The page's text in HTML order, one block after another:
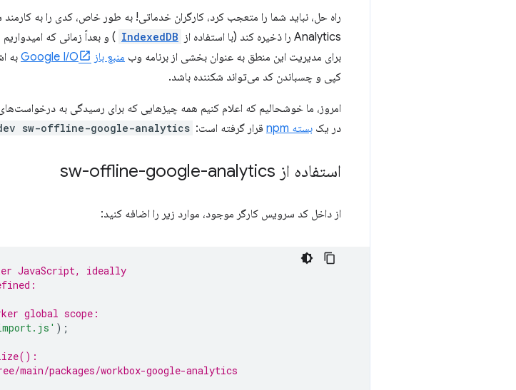
Analytics را ذخیره کند (با استفاده از
IndexedDB ) و بعداً زمانی که
برای مدیریت این منطق به عنوان بخشی از برنامه وب منبع باز Google I/Oبه
کپی و چسباندن کد می‌تواند شکننده باشد.
در یک بسته npm قرار گرفته است: sw-offline-google-analytics
استفاده از sw-offline-google-analytics
از داخل کد سرویس کارگر موجود، موارد زیر را اضافه کنید:
JavaScript, ideally
global scope:
);
main/packages/workbox-google-analytics